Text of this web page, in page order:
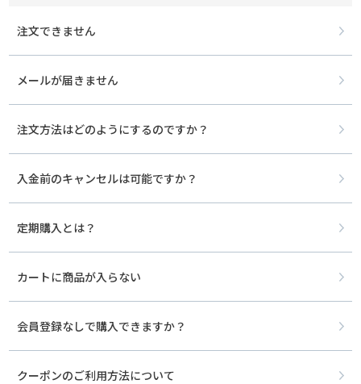
注文できません
メールが届きません
注文方法はどのようにするのですか？
入金前のキャンセルは可能ですか？
定期購入とは？
カートに商品が入らない
会員登録なしで購入できますか？
クーポンのご利用方法について